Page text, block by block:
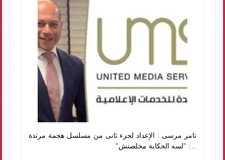
تامر مرسى : الإعداد لجزء ثانى من مسلسل هجمة مرتدة
.. : "لسه الحكاية مخلصتش"